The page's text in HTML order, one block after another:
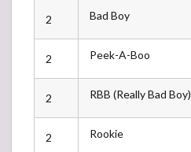
2 Bad Boy
2 Peek-A-Boo
2 RBB (Really Bad Boy)
2 Rookie